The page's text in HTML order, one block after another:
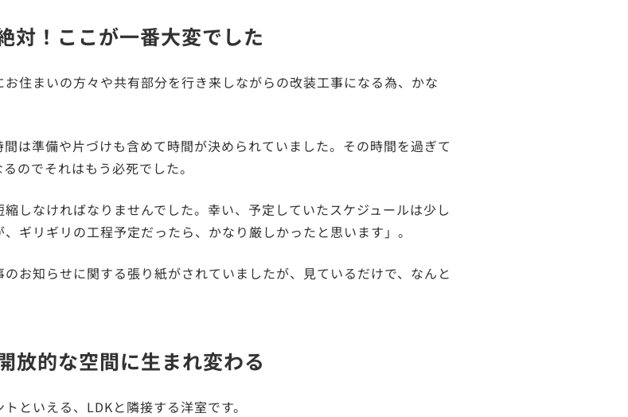
対！ここが一番大変でした
住まいの方々や共有部分を行き来しながらの改装工事になる為、かな
は準備や片づけも含めて時間が決められていました。その時間を過ぎて
のでそれはもう必死でした。
しなければなりませんでした。幸い、予定していたスケジュールは少し
ギリギリの工程予定だったら、かなり厳しかったと思います」。
お知らせに関する張り紙がされていましたが、見ているだけで、なんと
放的な空間に生まれ変わる
といえる、LDKと隣接する洋室です。